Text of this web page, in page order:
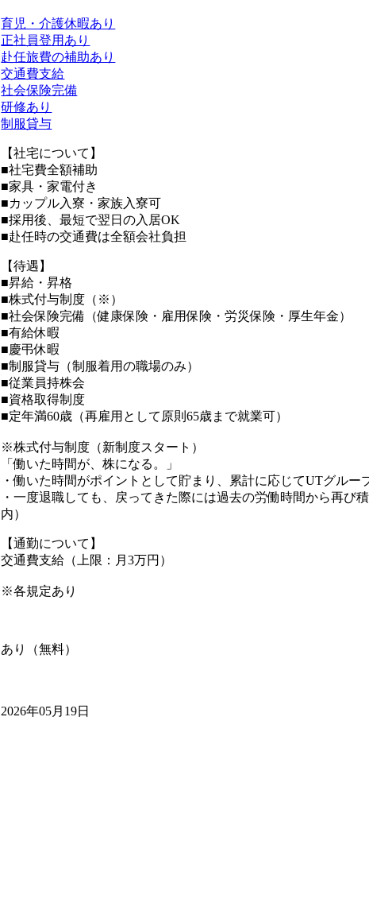
育児・介護休暇あり
正社員登用あり
赴任旅費の補助あり
交通費支給
社会保険完備
研修あり
制服貸与
【社宅について】
■社宅費全額補助
■家具・家電付き
■カップル入寮・家族入寮可
■採用後、最短で翌日の入居OK
■赴任時の交通費は全額会社負担
【待遇】
■昇給・昇格
■株式付与制度（※）
■社会保険完備（健康保険・雇用保険・労災保険・厚生年金）
■有給休暇
■慶弔休暇
■制服貸与（制服着用の職場のみ）
■従業員持株会
■資格取得制度
■定年満60歳（再雇用として原則65歳まで就業可）
※株式付与制度（新制度スタート）
「働いた時間が、株になる。」
・働いた時間がポイントとして貯まり、累計に応じてUTグルー
・一度退職しても、戻ってきた際には過去の労働時間から再び
内）
【通勤について】
交通費支給（上限：月3万円）
※各規定あり
あり（無料）
2026年05月19日